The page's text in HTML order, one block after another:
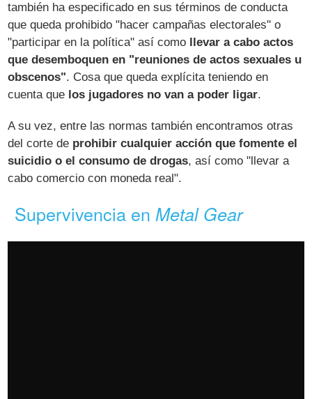
también ha especificado en sus términos de conducta
que queda prohibido "hacer campañas electorales" o
"participar en la política" así como
llevar a cabo actos
que desemboquen en "reuniones de actos sexuales u
obscenos". Cosa que queda explícita teniendo en
cuenta que los jugadores no van a poder ligar.
A su vez, entre las normas también encontramos otras
del corte de prohibir cualquier acción que fomente el
suicidio o el consumo de drogas, así como "llevar a
cabo comercio con moneda real".
Supervivencia enMetal Gear